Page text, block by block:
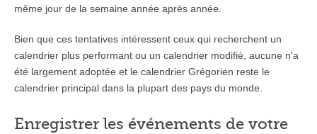
même jour de la semaine année après année.
Bien que ces tentatives intéressent ceux qui recherchent un
calendrier plus performant ou un calendrier modifié, aucune n'a
été largement adoptée et le calendrier Grégorien reste le
calendrier principal dans la plupart des pays du monde.
Enregistrer les événements de votre